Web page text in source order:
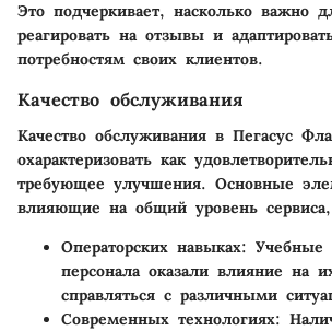
Это подчеркивает, насколько важно
реагировать на отзывы и
потребностям своих клиентов.
Качество обслуживания
Качество обслуживания в Пегасус
охарактеризовать как
требующее улучшения. Основные
влияющие на общий уровень
Операторских навыках:
персонала оказали влияние на
справляться с различными
Современных технологиях: